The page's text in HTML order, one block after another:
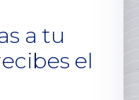
a tu
el